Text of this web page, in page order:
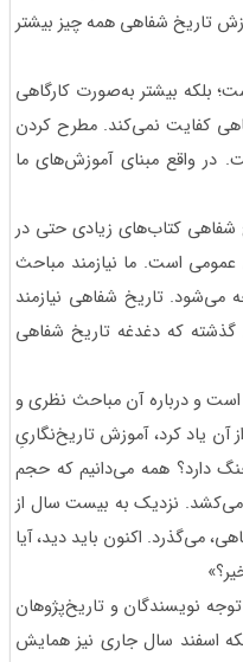
تاریخ شفاهی همه چیز بیشتر
بلکه بیشتر به‌صورت کارگاهی
شفاهی کفایت نمی‌کند. مطرح کردن
این حوزه نیازمند دوره‌های 3 تا 6 ماهه است. در واقع مبنای آموزش‌های ما
کتاب‌های زیادی حتی در
است. ما نیازمند مباحث
می‌شود. تاریخ شفاهی نیازمند
که دغدغه تاریخ شفاهی
و درباره آن مباحث نظری و
آن یاد کرد، آموزش تاریخ‌نگاریِ
دارد؟ همه می‌دانیم که حجم
به دوش می‌کشد. نزدیک به بیست سال از
می‌گذرد. اکنون باید دید، آیا
داد: «خوشبختانه مباحث تاریخ شفاهی از دهه 1390 مورد توجه نویسندگان و تاریخ‌پژوهان
اسفند سال جاری نیز همایش